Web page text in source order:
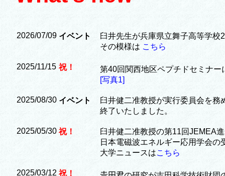
2026/07/09 イベント
臼井先生が兵庫県立舞子高等学
その模様は こちら
2025/11/15 祝！
第40回関西地区ペプチドセミナ
[写真1]
2025/08/30 イベント
臼井健二准教授が実行委員会を
終了いたしました。
2025/05/30 祝！
臼井健二准教授の第11回JEMEA
日本電磁波エネルギー応用学会の
大学ニュースはこちら
2025/03/12 祝！